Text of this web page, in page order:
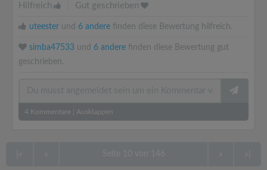
Hilfreich Gut geschrieben
uteester und 6 andere finden diese Bewertung hilfreich.
simba47533 und 6 andere finden diese Bewertung gut
geschrieben.
4 Kommentare Ausklappen